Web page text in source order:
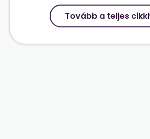
Tovább a teljes